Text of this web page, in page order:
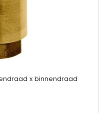
x binnendraad